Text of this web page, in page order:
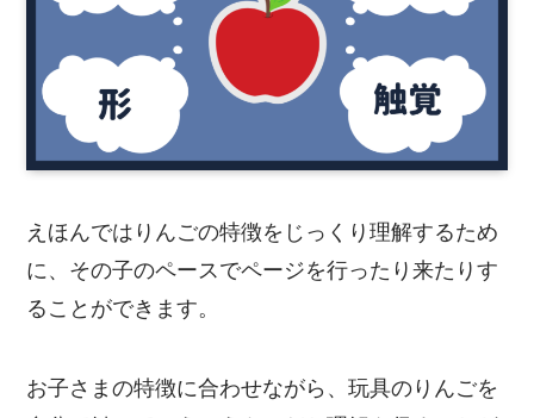
えほんではりんごの特徴をじっくり理解するため
に、その子のペースでページを行ったり来たりす
ることができます。
お子さまの特徴に合わせながら、玩具のりんごを